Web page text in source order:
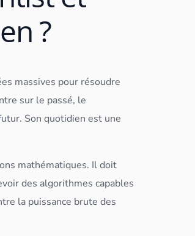
?
massives pour résoudre
sur le passé, le
Son quotidien est une
mathématiques. Il doit
des algorithmes capables
la puissance brute des